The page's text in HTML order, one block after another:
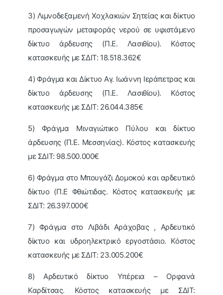
3) Λιμνοδεξαμενή Χοχλακιών Σητείας και δίκτυο
προσαγωγών μεταφοράς νερού σε υφιστάμενο
δίκτυο άρδευσης (Π.Ε. Λασιθίου). Κόστος
κατασκευής με ΣΔΙΤ: 18.518.362€
4) Φράγμα και Δίκτυο Αγ. Ιωάννη Ιεράπετρας και
δίκτυο άρδευσης (Π.Ε. Λασιθίου). Κόστος
κατασκευής με ΣΔΙΤ: 26.044.385€
5) Φράγμα Μιναγιώτικο Πύλου και δίκτυο
άρδευσης (Π.Ε. Μεσσηνίας). Κόστος κατασκευής
με ΣΔΙΤ: 98.500.000€
6) Φράγμα στο Μπουγάζι Δομοκού και αρδευτικό
δίκτυο (Π.Ε Φθιώτιδας. Κόστος κατασκευής με
ΣΔΙΤ: 26.397.000€
7) Φράγμα στο Λιβάδι Αράχοβας , Αρδευτικό
δίκτυο και υδροηλεκτρικό εργοστάσιο. Κόστος
κατασκευής με ΣΔΙΤ: 23.005.200€
8) Αρδευτικό δίκτυο Υπέρεια – Ορφανά
Καρδίτσας. Κόστος κατασκευής με ΣΔΙΤ: